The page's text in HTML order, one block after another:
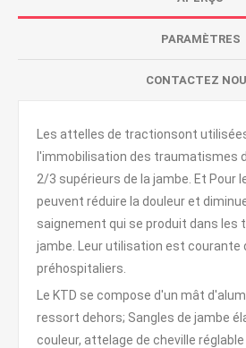
PARAMÈTRES
CONTACTEZ
Les attelles de tractionsont
l'immobilisation des traumatismes
2/3 supérieurs de la jambe. Et Pour
peuvent réduire la douleur et
saignement qui se produit dans les
jambe. Leur utilisation est courante
préhospitaliers.
Le KTD se compose d'un mât
ressort dehors; Sangles de jambe
couleur, attelage de cheville